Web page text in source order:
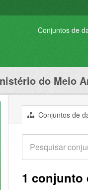
Conjuntos de
do Meio
Conjuntos de
1 conjunto